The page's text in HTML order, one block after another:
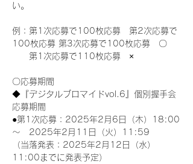
い。
例：第1次応募で100枚応募　第2次応募で
100枚応募 第3次応募で100枚応募　〇
第1次応募で110枚応募　×
〇応募期間
◆『デジタルブロマイドvol.6』個別握手会
応募期間
●第1次応募：2025年2月6日（木）18:00
～　2025年2月11日（火）11:59
（当落発表：2025年2月12日（水）
11:00までに発表予定）